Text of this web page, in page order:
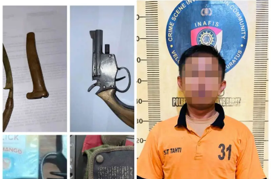
dinamis,
kisaran
harga
iklan
yang
relatif
lebih
murah
dari
Koran
maupun
media
siber